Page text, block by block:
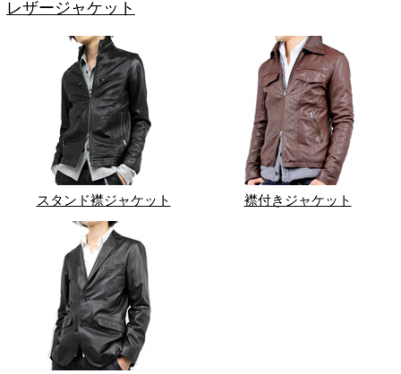
レザージャケット
スタンド襟ジャケット 襟付きジャケット